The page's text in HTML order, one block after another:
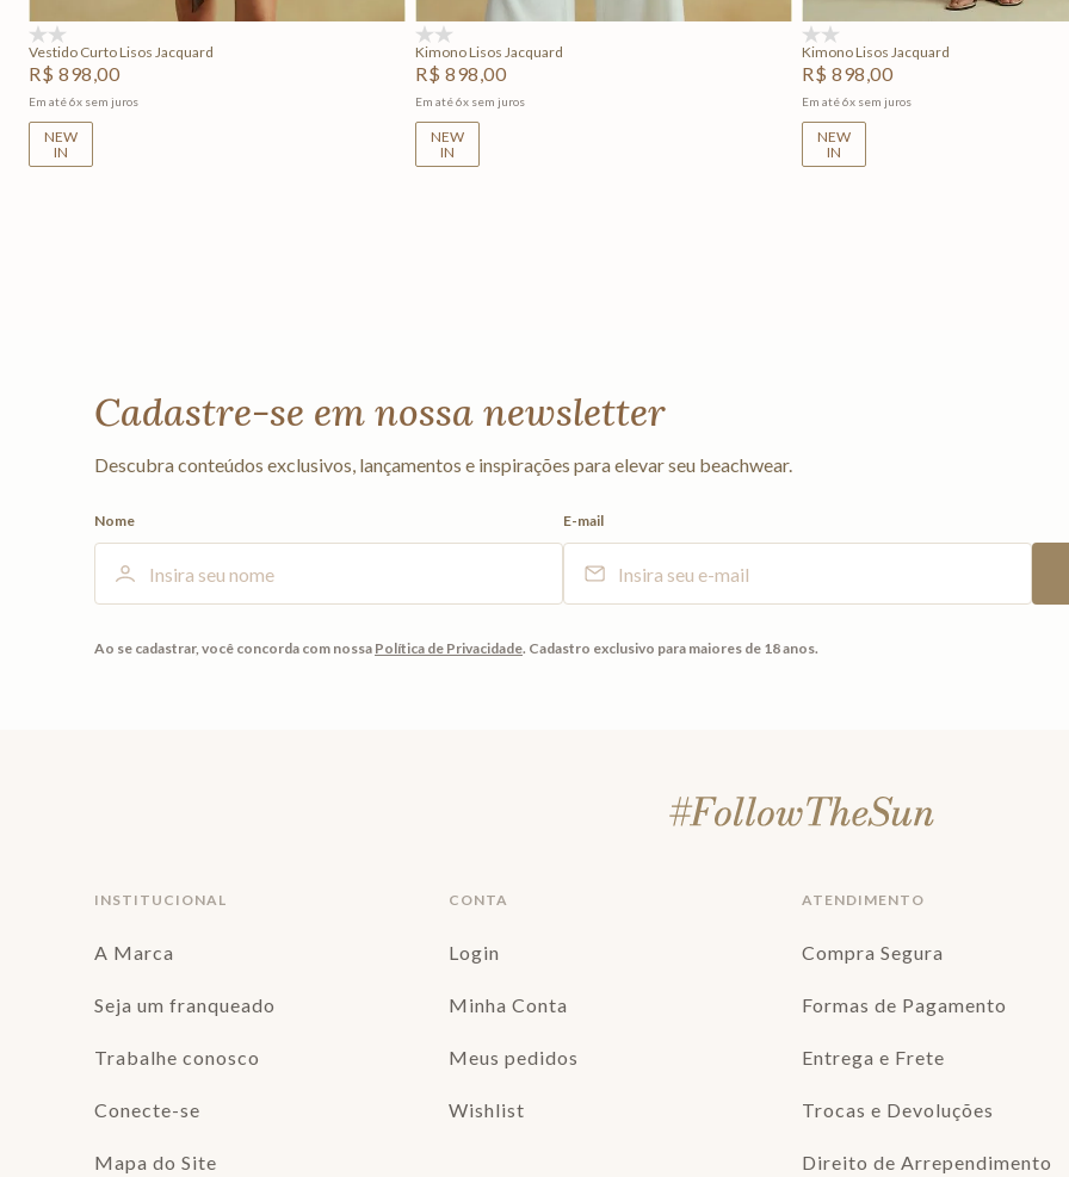
Vestido Curto Lisos Jacquard
R$ 898,00
Em até6x sem juros
NEW
IN
Kimono Lisos Jacquard
R$ 898,00
Em até6x sem juros
NEW
IN
Kimono Lisos Jacquard
R$ 898,00
Em até6x sem juros
NEW
IN
Cadastre-se em nossa newsletter
Descubra conteúdos exclusivos, lançamentos e inspirações para elevar seu beachwear.
Nome E-mail
Ao se cadastrar, você concorda com nossa Política de Privacidade. Cadastro exclusivo para maiores de 18 anos.
INSTITUCIONAL
A Marca
Seja um franqueado
Trabalhe conosco
Conecte-se
Mapa do Site
CONTA
Login
Minha Conta
Meus pedidos
Wishlist
ATENDIMENTO
Compra Segura
Formas de Pagamento
Entrega e Frete
Trocas e Devoluções
Direito de Arrependimento